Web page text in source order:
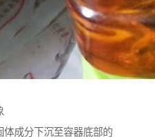
体成分下沉至容器底部的